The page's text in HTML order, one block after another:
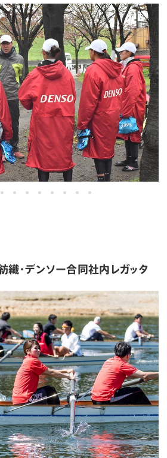
・デンソー合同社内レガッタ